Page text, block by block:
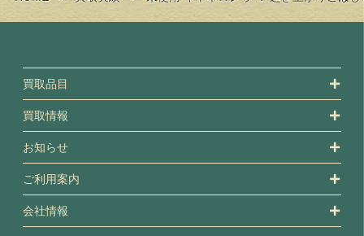
買取品目
買取情報
お知らせ
ご利用案内
会社情報